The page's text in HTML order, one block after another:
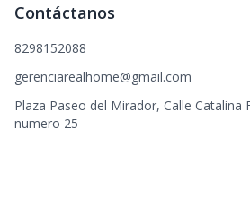
Contáctanos
8298152088
gerenciarealhome@gmail.com
Plaza Paseo del Mirador, Calle Catalina
numero 25